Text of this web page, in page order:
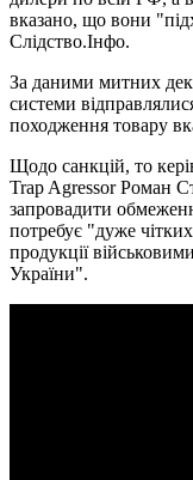
вказано, що вони
Слідство.Інфо.
За даними митних
системи
походження товару
Щодо санкцій, то
Trap Agressor Роман
запровадити
потребує "дуже
продукції
України".